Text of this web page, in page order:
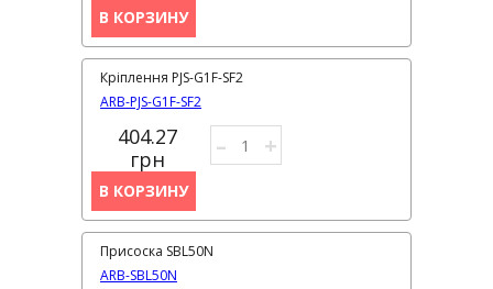
В КОРЗИНУ
ARB-PJS-G1F-SF2
Кріплення PJS-G1F-SF2
404.27
грн
– +
В КОРЗИНУ
ARB-SBL50N
Присоска SBL50N